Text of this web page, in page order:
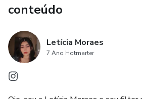
conteúdo
Letícia Moraes
7 Ano Hotmarter